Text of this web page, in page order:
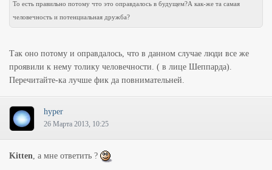
То есть правильно потому что это оправдалось в будущем?А как-же та самая
человечность и потенциальная дружба?
Так оно потому и оправдалось, что в данном случае люди все же
проявили к нему толику человечности. ( в лице Шеппарда).
Перечитайте-ка лучше фик да повнимательней.
hyper
26 Марта 2013, 10:25
Kitten, а мне ответить ?